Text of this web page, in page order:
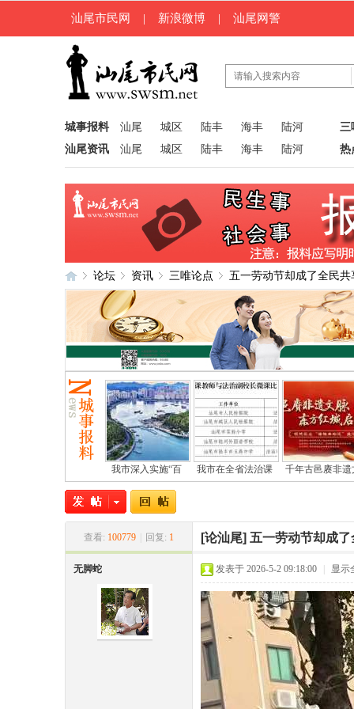
汕尾市民网 | 新浪微博 | 汕尾网警
城事报料 汕尾 城区 陆丰 海丰
陆河
汕尾资讯
汕尾 城区 陆丰 海丰 陆河
三
热
汕
尾
»
论坛
›
资讯
›
三唯论点
›
五一劳动节却成了全民共
我市深入实施“百 我市在全省法治课 千年古邑赓非遗
查看: 100779 回复: 1 [论汕尾] 五一劳动节却成
无脚蛇 发表于 2026-5-2 09:18:00 显示